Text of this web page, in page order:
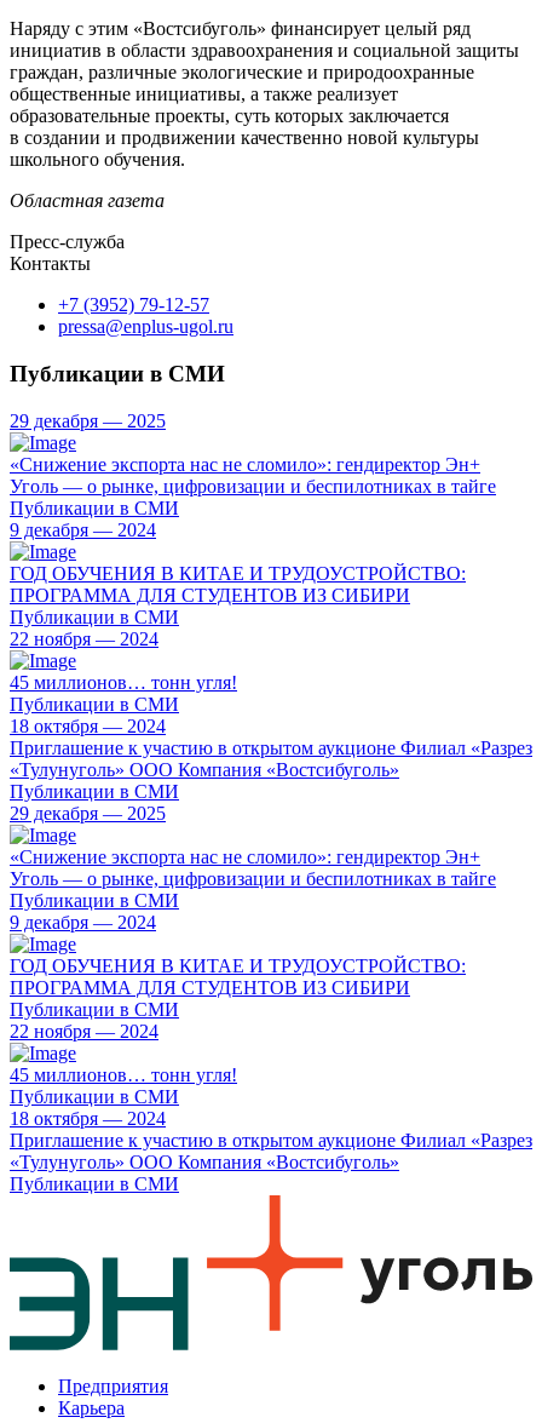
Наряду с этим «Востсибуголь» финансирует целый ряд
инициатив в области здравоохранения и социальной защиты
граждан, различные экологические и природоохранные
общественные инициативы, а также реализует
образовательные проекты, суть которых заключается
в создании и продвижении качественно новой культуры
школьного обучения.
Областная газета
Пресс-служба
Контакты
+7 (3952) 79-12-57
pressa@enplus-ugol.ru
Публикации в СМИ
29 декабря — 2025
«Снижение экспорта нас не сломило»: гендиректор Эн+
Уголь — о рынке, цифровизации и беспилотниках в тайге
Публикации в СМИ
9 декабря — 2024
ГОД ОБУЧЕНИЯ В КИТАЕ И ТРУДОУСТРОЙСТВО:
ПРОГРАММА ДЛЯ СТУДЕНТОВ ИЗ СИБИРИ
Публикации в СМИ
22 ноября — 2024
45 миллионов… тонн угля!
Публикации в СМИ
18 октября — 2024
Приглашение к участию в открытом аукционе Филиал «Разрез
«Тулунуголь» ООО Компания «Востсибуголь»
Публикации в СМИ
29 декабря — 2025
«Снижение экспорта нас не сломило»: гендиректор Эн+
Уголь — о рынке, цифровизации и беспилотниках в тайге
Публикации в СМИ
9 декабря — 2024
ГОД ОБУЧЕНИЯ В КИТАЕ И ТРУДОУСТРОЙСТВО:
ПРОГРАММА ДЛЯ СТУДЕНТОВ ИЗ СИБИРИ
Публикации в СМИ
22 ноября — 2024
45 миллионов… тонн угля!
Публикации в СМИ
18 октября — 2024
Приглашение к участию в открытом аукционе Филиал «Разрез
«Тулунуголь» ООО Компания «Востсибуголь»
Публикации в СМИ
Предприятия
Карьера